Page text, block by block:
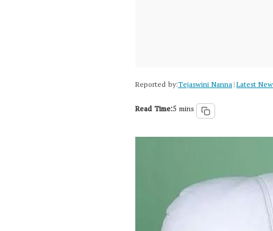
Reported by:Tejaswini Nanna|Latest
Read Time:5 mins